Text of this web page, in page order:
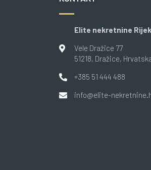
Elite nekretnine
Vele Dražice 77
51218, Dražice,
+385 51 444 488
info@elite-